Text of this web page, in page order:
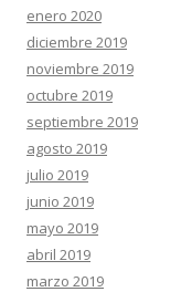
enero 2020
diciembre 2019
noviembre 2019
octubre 2019
septiembre 2019
agosto 2019
julio 2019
junio 2019
mayo 2019
abril 2019
marzo 2019